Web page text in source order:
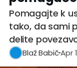
Pomagajte k
tako, da sami
delite
Blaž BabičApr